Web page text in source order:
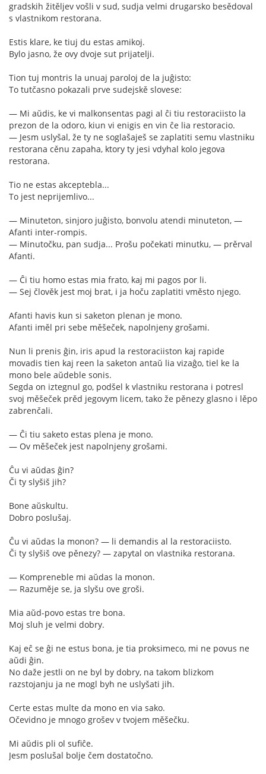
gradskih žitěljev vošli v sud, sudja velmi drugarsko besědoval
s vlastnikom restorana.
Estis klare, ke tiuj du estas amikoj.
Bylo jasno, že ovy dvoje sut prijatelji.
Tion tuj montris la unuaj paroloj de la juĝisto:
To tutčasno pokazali prve sudejskě slovese:
— Mi aŭdis, ke vi malkonsentas pagi al ĉi tiu restoraciisto la
prezon de la odoro, kiun vi enigis en vin ĉe lia restoracio.
— Jesm uslyšal, že ty ne soglašaješ se zaplatiti semu vlastniku
restorana cěnu zapaha, ktory ty jesi vdyhal kolo jegova
restorana.
Tio ne estas akceptebla...
To jest neprijemlivo...
— Minuteton, sinjoro juĝisto, bonvolu atendi minuteton, —
Afanti inter-rompis.
— Minutočku, pan sudja... Prošu počekati minutku, — prěrval
Afanti.
— Ĉi tiu homo estas mia frato, kaj mi pagos por li.
— Sej člověk jest moj brat, i ja hoču zaplatiti vměsto njego.
Afanti havis kun si saketon plenan je mono.
Afanti iměl pri sebe měšeček, napolnjeny grošami.
Nun li prenis ĝin, iris apud la restoraciiston kaj rapide
movadis tien kaj reen la saketon antaŭ lia vizaĝo, tiel ke la
mono bele aŭdeble sonis.
Segda on iztegnul go, podšel k vlastniku restorana i potresl
svoj měšeček prěd jegovym licem, tako že pěnezy glasno i lěpo
zabrenčali.
— Ĉi tiu saketo estas plena je mono.
— Ov měšeček jest napolnjeny grošami.
Ĉu vi aŭdas ĝin?
Či ty slyšiš jih?
Bone aŭskultu.
Dobro poslušaj.
Ĉu vi aŭdas la monon? — li demandis al la restoraciisto.
Či ty slyšiš ove pěnezy? — zapytal on vlastnika restorana.
— Kompreneble mi aŭdas la monon.
— Razuměje se, ja slyšu ove groši.
Mia aŭd-povo estas tre bona.
Moj sluh je velmi dobry.
Kaj eĉ se ĝi ne estus bona, je tia proksimeco, mi ne povus ne
aŭdi ĝin.
No daže jestli on ne byl by dobry, na takom blizkom
razstojanju ja ne mogl byh ne uslyšati jih.
Certe estas multe da mono en via sako.
Očevidno je mnogo grošev v tvojem měšečku.
Mi aŭdis pli ol sufiĉe.
Jesm poslušal bolje čem dostatočno.